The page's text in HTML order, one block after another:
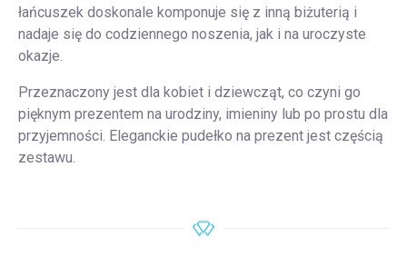
łańcuszek doskonale komponuje się z inną biżuterią i
nadaje się do codziennego noszenia, jak i na uroczyste
okazje.
Przeznaczony jest dla kobiet i dziewcząt, co czyni go
pięknym prezentem na urodziny, imieniny lub po prostu dla
przyjemności. Eleganckie pudełko na prezent jest częścią
zestawu.